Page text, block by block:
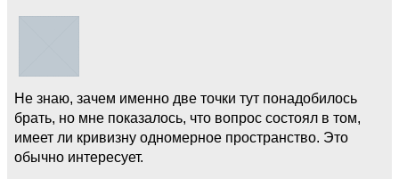
Не знаю, зачем именно две точки тут понадобилось
брать, но мне показалось, что вопрос состоял в том,
имеет ли кривизну одномерное пространство. Это
обычно интересует.